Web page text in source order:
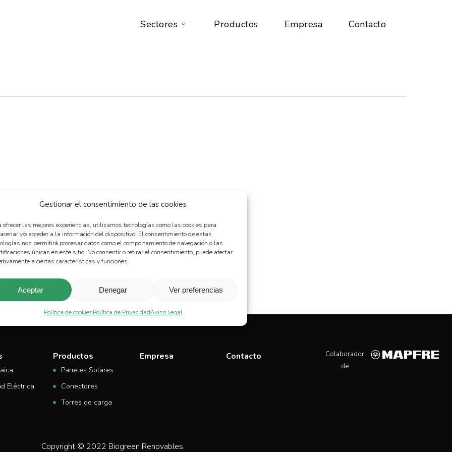
Gestionar el consentimiento de las cookies
ofrecer las mejores experiencias, utilizamos tecnologías como las cookies para
y/o acceder a la información del dispositivo. El consentimiento de estas
nos permitirá procesar datos como el comportamiento de navegación o las
únicas en este sitio. No consentir o retirar el consentimiento, puede afectar
a ciertas características y funciones.
Aceptar Denegar Ver preferencias
Política de cookiesPolítica de PrivacidadAviso Legal
Sectores Productos Empresa Contacto
Eléctrica
Productos
Paneles Solares
Conectores
Torres de carga
Empresa Contacto
Colaborador
de
Copyright © 2022 Biogreen Renovables.